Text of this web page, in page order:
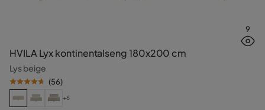
9
HVILA Lyx kontinentalseng 180x200 cm
Lys beige
(56)
+6